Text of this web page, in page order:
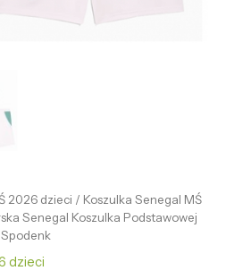
2026 dzieci / Koszulka Senegal MŚ
Senegal Koszulka Podstawowej
dzieci